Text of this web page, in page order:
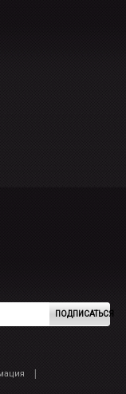
ПОДПИСАТЬСЯ
|